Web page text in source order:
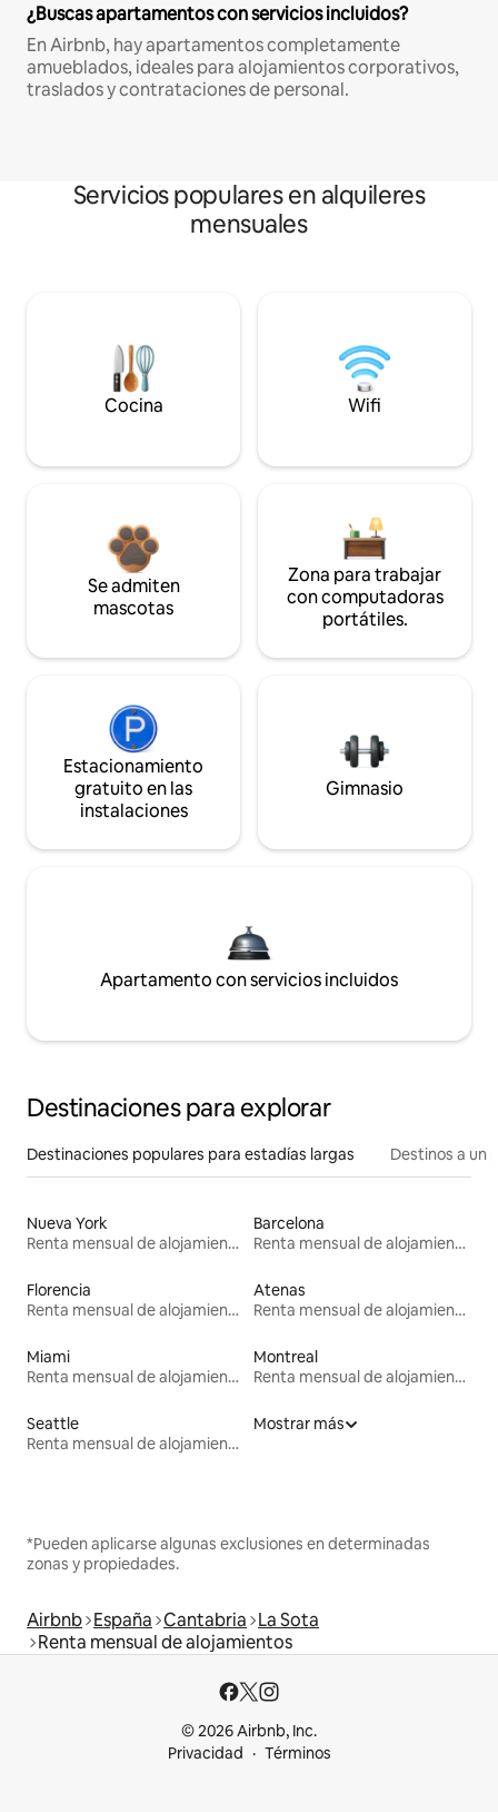
¿Buscas apartamentos con servicios incluidos?
En Airbnb, hay apartamentos completamente
amueblados, ideales para alojamientos corporativos,
traslados y contrataciones de personal.
Servicios populares en alquileres
mensuales
Cocina Wifi
Se admiten
mascotas
Zona para trabajar
con computadoras
portátiles.
Estacionamiento
gratuito en las
instalaciones
Gimnasio
Apartamento con servicios incluidos
Destinaciones para explorar
Destinaciones populares para estadías largas Destinos a un
Nueva York
Renta mensual de alojamientos
Barcelona
Renta mensual de alojamientos
Florencia
Renta mensual de alojamientos
Atenas
Renta mensual de alojamientos
Miami
Renta mensual de alojamientos
Montreal
Renta mensual de alojamientos
Seattle
Renta mensual de alojamientos
Mostrar más
*Pueden aplicarse algunas exclusiones en determinadas
zonas y propiedades.
Airbnb España Cantabria La Sota
Renta mensual de alojamientos
© 2026 Airbnb, Inc.
Privacidad
Términos